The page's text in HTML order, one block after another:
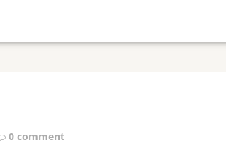
0 comment